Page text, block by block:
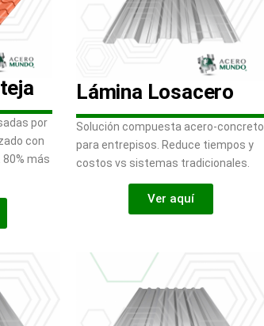
por
con
más
Lámina Losacero
Solución compuesta acero-concreto
para entrepisos. Reduce tiempos y
costos vs sistemas tradicionales.
Ver aquí